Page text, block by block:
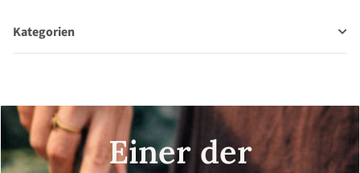
Kategorien
Einer der